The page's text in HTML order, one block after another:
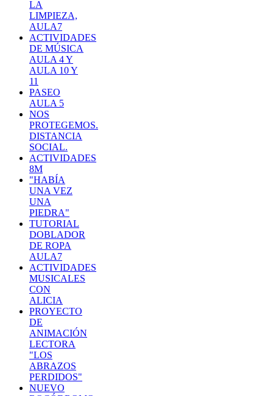
LA
LIMPIEZA,
AULA7
ACTIVIDADES
DE MÚSICA
AULA 4 Y
AULA 10 Y
11
PASEO
AULA 5
NOS
PROTEGEMOS.
DISTANCIA
SOCIAL.
ACTIVIDADES
8M
"HABÍA
UNA VEZ
UNA
PIEDRA"
TUTORIAL
DOBLADOR
DE ROPA
AULA7
ACTIVIDADES
MUSICALES
CON
ALICIA
PROYECTO
DE
ANIMACIÓN
LECTORA
"LOS
ABRAZOS
PERDIDOS"
NUEVO